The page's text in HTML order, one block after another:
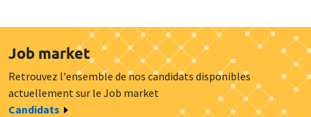
Job market
Retrouvez l'ensemble de nos candidats disponibles
actuellement sur le Job market
Candidats